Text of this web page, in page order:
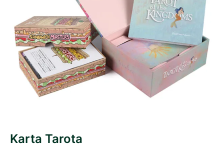
Karta Tarota